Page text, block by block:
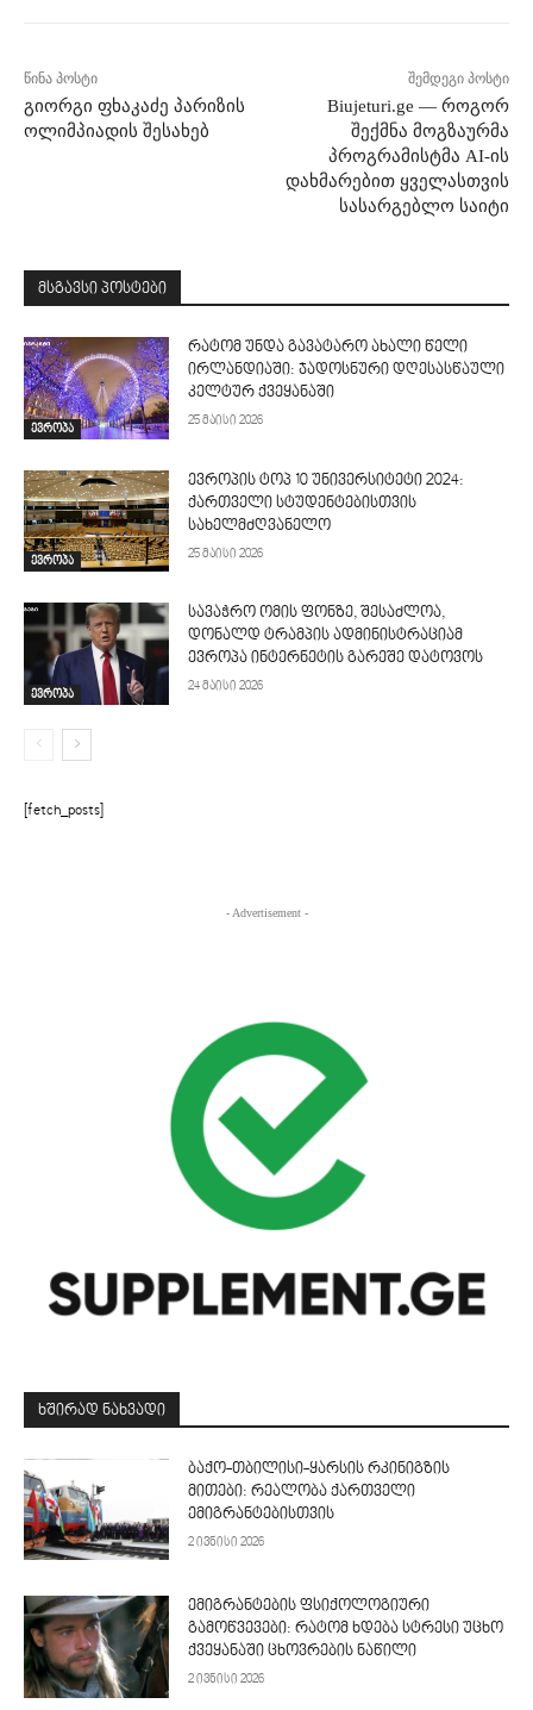
წინა პოსტი
გიორგი ფხაკაძე პარიზის
ოლიმპიადის შესახებ
შემდეგი პოსტი
Biujeturi.ge — როგორ
შექმნა მოგზაურმა
პროგრამისტმა AI-ის
დახმარებით ყველასთვის
სასარგებლო საიტი
მსგავსი პოსტები
ევროპა
რატომ უნდა გავატარო ახალი წელი
ირლანდიაში: ჯადოსნური დღესასწაული
კელტურ ქვეყანაში
25 მაისი 2026
ევროპა
ევროპის ტოპ 10 უნივერსიტეტი 2024:
ქართველი სტუდენტებისთვის
სახელმძღვანელო
25 მაისი 2026
ევროპა
სავაჭრო ომის ფონზე, შესაძლოა,
დონალდ ტრამპის ადმინისტრაციამ
ევროპა ინტერნეტის გარეშე დატოვოს
24 მაისი 2026
[fetch_posts]
- Advertisement -
ᲮᲨᲘᲠᲐᲓ ᲜᲐᲮᲕᲐᲓᲘ
ბაქო-თბილისი-ყარსის რკინიგზის
მითები: რეალობა ქართველი
ემიგრანტებისთვის
2 ივნისი 2026
ემიგრანტების ფსიქოლოგიური
გამოწვევები: რატომ ხდება სტრესი უცხო
ქვეყანაში ცხოვრების ნაწილი
2 ივნისი 2026